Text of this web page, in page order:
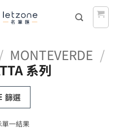
/ MONTEVERDE /
系列
篩選
單一結果